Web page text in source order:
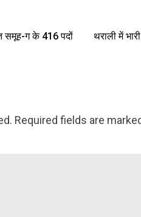
समूह-ग के 416 पदों
थराली में
Required fields are